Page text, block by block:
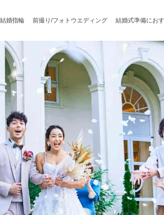
婚指輪 前撮り/フォトウエディング 結婚式準備にお